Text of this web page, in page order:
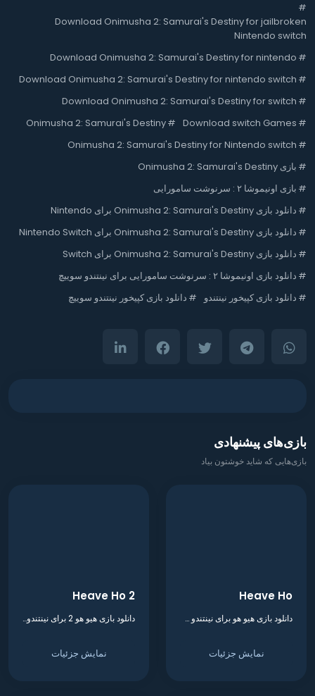
#
Download Onimusha 2: Samurai's Destiny for jailbroken
Nintendo switch
#
Download Onimusha 2: Samurai's Destiny for nintendo
#
Download Onimusha 2: Samurai's Destiny for nintendo switch
#
Download Onimusha 2: Samurai's Destiny for switch
#
Download switch Games
#
Onimusha 2: Samurai's Destiny
#
Onimusha 2: Samurai's Destiny for Nintendo switch
# بازی Onimusha 2: Samurai's Destiny
# بازی اونیموشا ۲ : سرنوشت سامورایی
# دانلود بازی Onimusha 2: Samurai's Destiny برای Nintendo
# دانلود بازی Onimusha 2: Samurai's Destiny برای Nintendo Switch
# دانلود بازی Onimusha 2: Samurai's Destiny برای Switch
# دانلود بازی اونیموشا ۲ : سرنوشت سامورایی برای نینتندو سوییچ
# دانلود بازی کپیخور نینتندو # دانلود بازی کپیخور نینتندو سوییچ
بازی‌های پیشنهادی
بازی‌هایی که شاید خوشتون بیاد
Heave Ho
دانلود بازی هیو هو برای نینتندو سوییچ
نمایش جزئیات
Heave Ho 2
دانلود بازی هیو هو 2 برای نینتندو سوییچ
نمایش جزئیات